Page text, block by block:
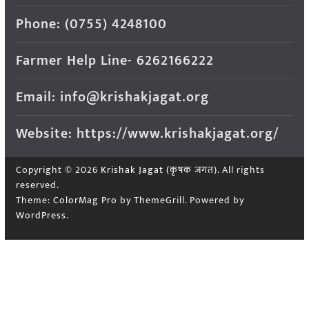
Phone: (0755) 4248100
Farmer Help Line- 6262166222
Email: info@krishakjagat.org
Website: https://www.krishakjagat.org/
Copyright © 2026 Krishak Jagat (कृषक जगत). All rights
reserved.
Theme: ColorMag Pro by ThemeGrill. Powered by
WordPress.